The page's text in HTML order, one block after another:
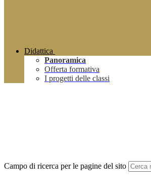
Didattica
Panoramica
Offerta formativa
I progetti delle classi
Campo di ricerca per le pagine del sito